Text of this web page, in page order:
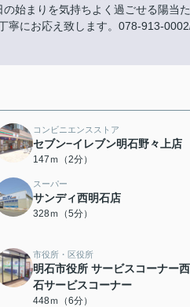
始まりを気持ちよく過ごせる陽当
寧にお応え致します。078-913-
コンビニエンスストア
セブン−イレブン明石野々上店
147ｍ（2分）
スーパー
サンディ西明石店
328ｍ（5分）
市役所・区役所
明石市役所 サービスコーナー
石サービスコーナー
448ｍ（6分）